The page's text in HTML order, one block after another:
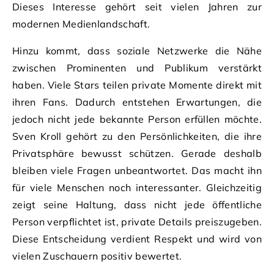
Dieses Interesse gehört seit vielen Jahren zur
modernen Medienlandschaft.
Hinzu kommt, dass soziale Netzwerke die Nähe
zwischen Prominenten und Publikum verstärkt
haben. Viele Stars teilen private Momente direkt mit
ihren Fans. Dadurch entstehen Erwartungen, die
jedoch nicht jede bekannte Person erfüllen möchte.
Sven Kroll gehört zu den Persönlichkeiten, die ihre
Privatsphäre bewusst schützen. Gerade deshalb
bleiben viele Fragen unbeantwortet. Das macht ihn
für viele Menschen noch interessanter. Gleichzeitig
zeigt seine Haltung, dass nicht jede öffentliche
Person verpflichtet ist, private Details preiszugeben.
Diese Entscheidung verdient Respekt und wird von
vielen Zuschauern positiv bewertet.